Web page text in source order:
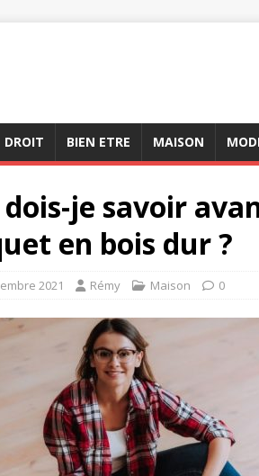
DROIT BIEN ETRE MAISON
je savoir
en bois dur ?
2021 Rémy Maison 0